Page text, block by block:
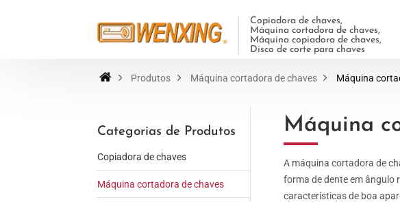
Copiadora de chaves,
Máquina cortadora de chaves,
Máquina copiadora de chaves,
Disco de corte para chaves
Produtos Máquina cortadora de chaves Máquina
Máquina
A máquina cortadora de
forma de dente em ângulo
características de boa
Categorias de Produtos
Copiadora de chaves
Máquina cortadora de chaves